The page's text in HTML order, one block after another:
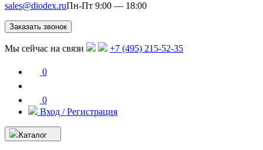
sales@diodex.ruПн-Пт 9:00 — 18:00
Заказать звонок
Мы сейчас на связи +7 (495) 215-52-35
0
0
Вход / Регистрация
Каталог